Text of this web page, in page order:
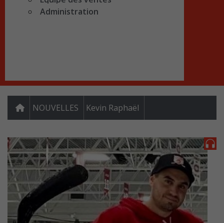
Administration
NOUVELLES Kevin Raphaël